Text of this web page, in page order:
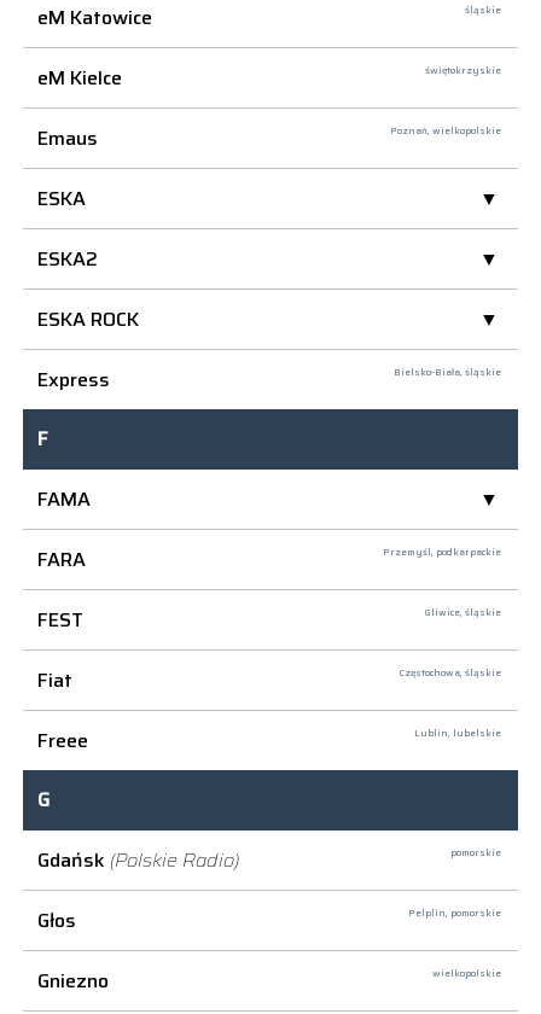
eM Katowice śląskie
eM Kielce świętokrzyskie
Emaus Poznań, wielkopolskie
ESKA
ESKA2
ESKA ROCK
Express
Bielsko-Biała, śląskie
F
FAMA
FARA
Przemyśl, podkarpackie
FEST Gliwice, śląskie
Fiat Częstochowa, śląskie
Freee Lublin, lubelskie
G
Gdańsk (Polskie Radio) pomorskie
Głos Pelplin, pomorskie
Gniezno wielkopolskie